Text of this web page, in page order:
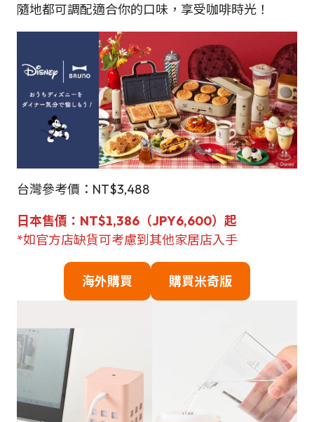
隨地都可調配適合你的口味，享受咖啡時光！
台灣參考價：NT$3,488
日本售價：NT$1,386（JPY6,600）起
*如官方店缺貨可考慮到其他家居店入手
海外購買 購買米奇版